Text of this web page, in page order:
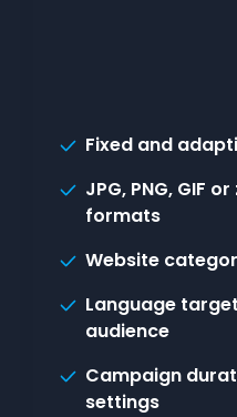
Fixed and
JPG, PNG, GIF
formats
Website
Language
audience
Campaign
settings